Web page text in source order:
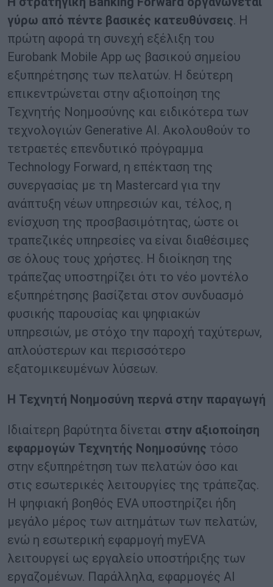
γύρω από πέντε βασικές κατευθύνσεις. Η
πρώτη αφορά τη συνεχή εξέλιξη του
Eurobank Mobile App ως βασικού σημείου
εξυπηρέτησης των πελατών. Η δεύτερη
επικεντρώνεται στην αξιοποίηση της
Τεχνητής Νοημοσύνης και ειδικότερα των
τεχνολογιών Generative AI. Ακολουθούν το
τετραετές επενδυτικό πρόγραμμα
Technology Forward, η επέκταση της
συνεργασίας με τη Mastercard για την
ανάπτυξη νέων υπηρεσιών και, τέλος, η
ενίσχυση της προσβασιμότητας, ώστε οι
τραπεζικές υπηρεσίες να είναι διαθέσιμες
σε όλους τους χρήστες. Η διοίκηση της
τράπεζας υποστηρίζει ότι το νέο μοντέλο
εξυπηρέτησης βασίζεται στον συνδυασμό
φυσικής παρουσίας και ψηφιακών
υπηρεσιών, με στόχο την παροχή ταχύτερων,
απλούστερων και περισσότερο
εξατομικευμένων λύσεων.
Η Τεχνητή Νοημοσύνη περνά στην παραγωγή
Ιδιαίτερη βαρύτητα δίνεται στην αξιοποίηση
εφαρμογών Τεχνητής Νοημοσύνης τόσο
στην εξυπηρέτηση των πελατών όσο και
στις εσωτερικές λειτουργίες της τράπεζας.
Η ψηφιακή βοηθός EVA υποστηρίζει ήδη
μεγάλο μέρος των αιτημάτων των πελατών,
ενώ η εσωτερική εφαρμογή myEVA
λειτουργεί ως εργαλείο υποστήριξης των
εργαζομένων. Παράλληλα, εφαρμογές AI